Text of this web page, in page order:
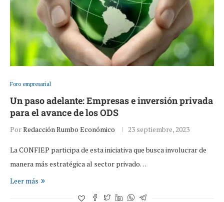
Foro empresarial
Un paso adelante: Empresas e inversión privada
para el avance de los ODS
PorRedacción Rumbo Económico 23 septiembre, 2023
La CONFIEP participa de esta iniciativa que busca involucrar de
manera más estratégica al sector privado…
Leer más